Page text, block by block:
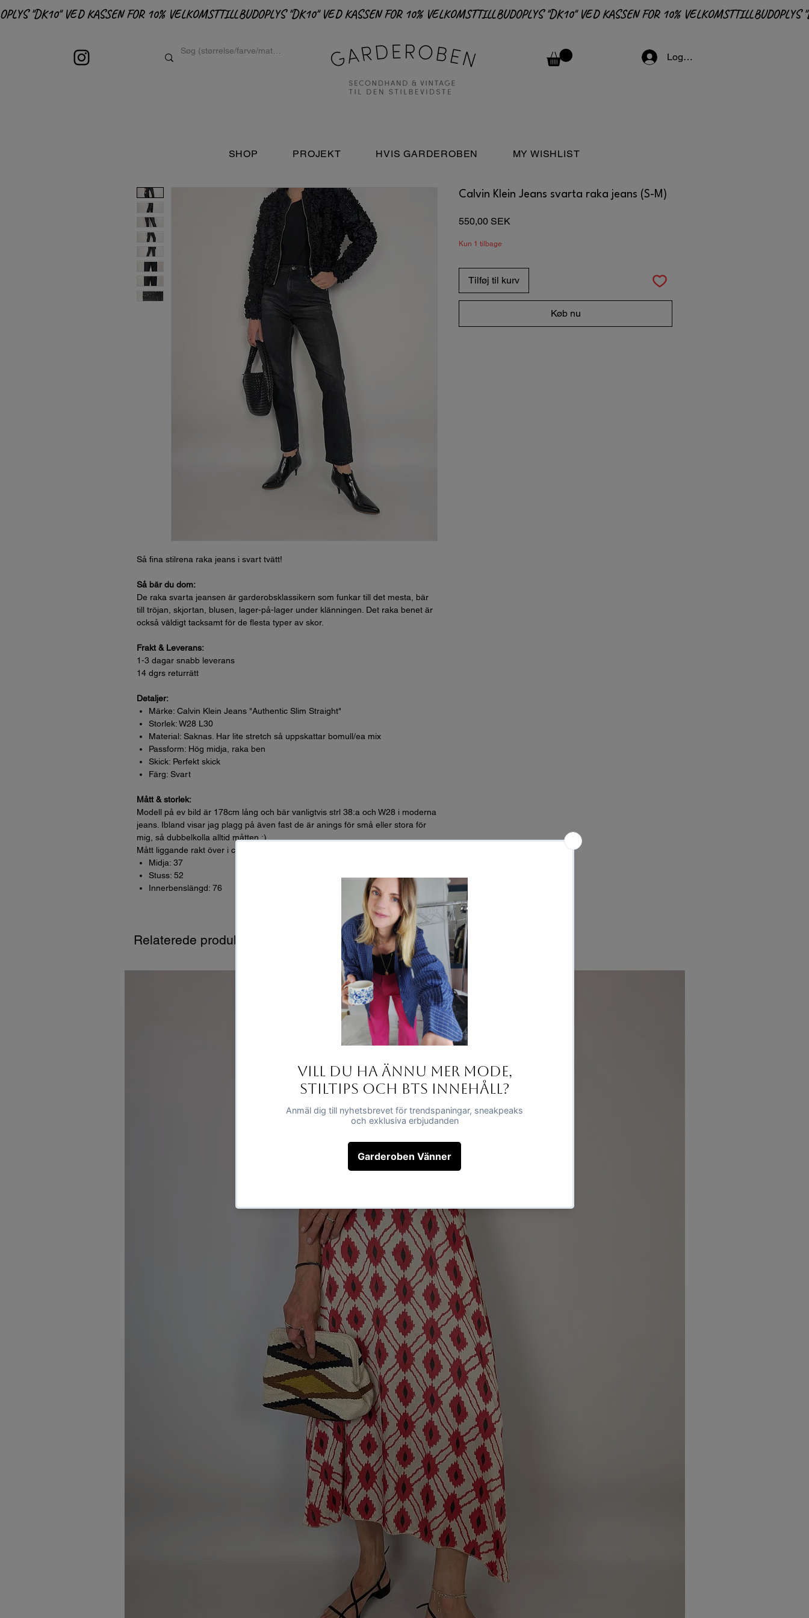
OPLYS "DK10" VED KASSEN FOR 10% VELKOMSTTILLBUD
Logga in
SHOP PROJEKT HVIS GARDEROBEN MY WISHLIST
Så fina stilrena raka jeans i svart tvätt!
Så bär du dom:
De raka svarta jeansen är garderobsklassikern som funkar till det mesta, bär
till tröjan, skjortan, blusen, lager-på-lager under klänningen. Det raka benet är
också väldigt tacksamt för de flesta typer av skor.
Frakt & Leverans:
1-3 dagar snabb leverans
14 dgrs returrätt
Detaljer:
Märke: Calvin Klein Jeans "Authentic Slim Straight"
Storlek: W28 L30
Material: Saknas. Har lite stretch så uppskattar bomull/ea mix
Passform: Hög midja, raka ben
Skick: Perfekt skick
Färg: Svart
Mått & storlek:
Modell på ev bild är 178cm lång och bär vanligtvis strl 38:a och W28 i moderna
jeans. Ibland visar jag plagg på även fast de är anings för små eller stora för
mig, så dubbelkolla alltid måtten :)
Mått liggande rakt över i cm (dvs *2 för omkrets):
Midja: 37
Stuss: 52
Innerbenslängd: 76
Calvin Klein Jeans svarta raka jeans (S-M)
550,00 SEK
Kun 1 tilbage
Tilføj til kurv
Køb nu
Relaterede produkter